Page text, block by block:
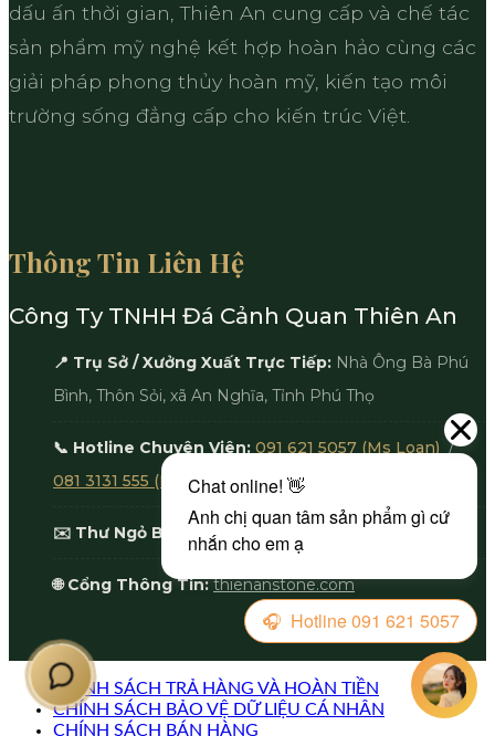
dấu ấn thời gian, Thiên An cung cấp và chế tác
sản phẩm mỹ nghệ kết hợp hoàn hảo cùng các
giải pháp phong thủy hoàn mỹ, kiến tạo môi
trường sống đẳng cấp cho kiến trúc Việt.
Thông Tin Liên Hệ
Công Ty TNHH Đá Cảnh Quan Thiên An
📍 Trụ Sở / Xưởng Xuất Trực Tiếp: Nhà Ông Bà Phú
Bình, Thôn Sỏi, xã An Nghĩa, Tỉnh Phú Thọ
📞 Hotline Chuyên Viên: 091 621 5057 (Ms Loan) /
081 3131 555 (Mr An)
✉️ Thư Ngỏ Báo Giá: ceo@thienanstone.com
🌐 Cổng Thông Tin: thienanstone.com
CHÍNH SÁCH TRẢ HÀNG VÀ HOÀN TIỀN
CHÍNH SÁCH BẢO VỆ DỮ LIỆU CÁ NHÂN
CHÍNH SÁCH BÁN HÀNG